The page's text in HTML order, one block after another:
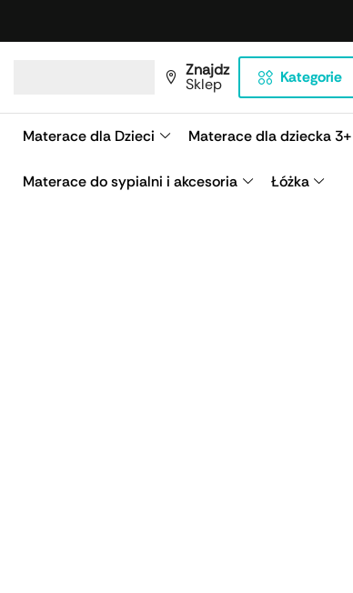
Znajdz
Sklep Kategorie
Materace dla Dzieci Materace dla dziecka 3+
Materace do sypialni i akcesoria Łóżka